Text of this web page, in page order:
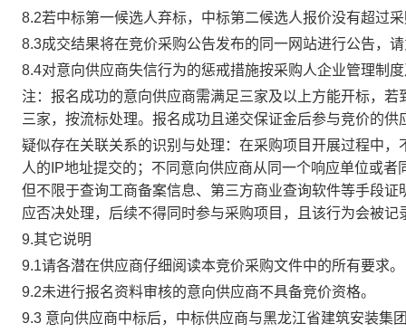
8.2若中标第一候选人弃标，中标第二候选人报价没有超过
8.3成交结果将在竞价采购公告发布的同一网站进行公告，
8.4对意向供应商失信行为的惩戒措施按采购人企业管理制
注：报名成功的意向供应商需满足三家及以上方能开标，
三家，按流标处理。报名成功且递交保证金后参与竞价的供
疑似存在关联关系的识别与处理：在采购项目开展过程中
人的 IP地址提交的；不同意向供应商从同一个响应单位或
但不限于查询工商备案信息、第三方商业查询软件等手段
应否决处理，后续不得同时参与采购项目，且该行为会被
9.其它说明
9.1请各潜在供应商仔细阅读本竞价采购文件中的所有要求。
9.2未进行报名资料审核的意向供应商不具备竞价资格。
9.3 意向供应商中标后，中标供应商与黑龙江省建筑安装集